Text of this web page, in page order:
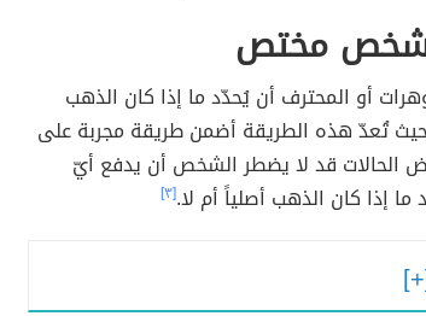
شخص مختص
أو المحترف أن يُحدّد ما إذا كان الذهب
حيث تُعدّ هذه الطريقة أضمن طريقة مجربة على
الحالات قد لا يضطر الشخص أن يدفع أيّ
إذا كان الذهب أصلياً أم لا.[٣]